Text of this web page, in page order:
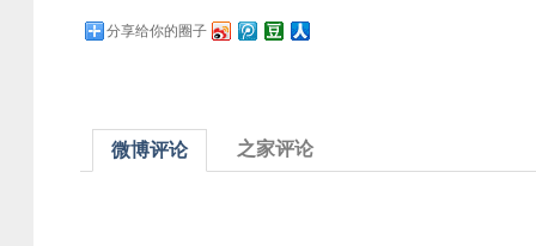
分享给你的圈子
微博评论 之家评论